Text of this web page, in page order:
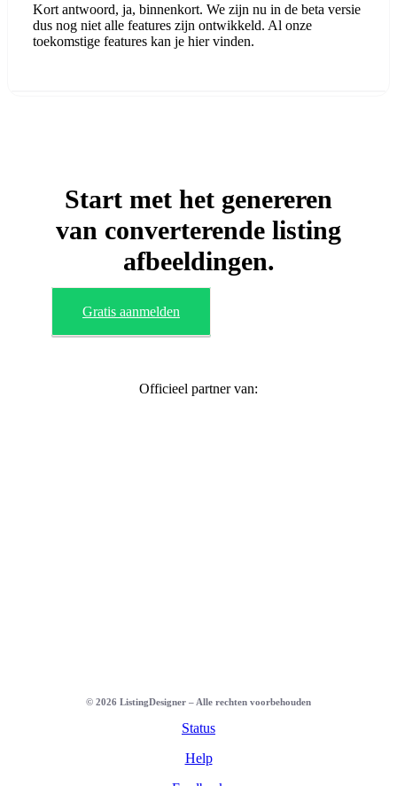
Kort antwoord, ja, binnenkort. We zijn nu in de beta versie
dus nog niet alle features zijn ontwikkeld. Al onze
toekomstige features kan je hier vinden.
Start met het genereren
van converterende listing
afbeeldingen.
Gratis aanmelden
Officieel partner van:
© 2026 ListingDesigner – Alle rechten voorbehouden
Status
Help